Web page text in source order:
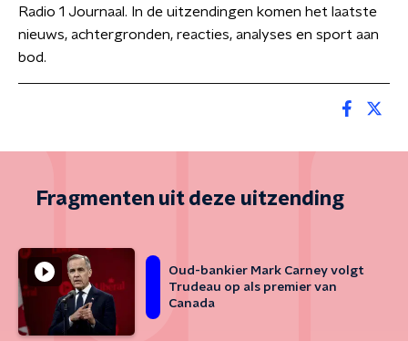
Radio 1 Journaal. In de uitzendingen komen het laatste
nieuws, achtergronden, reacties, analyses en sport aan
bod.
Fragmenten uit deze uitzending
Oud-bankier Mark Carney volgt
Trudeau op als premier van
Canada